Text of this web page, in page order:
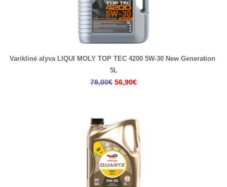
Variklinė alyva LIQUI MOLY TOP TEC 4200 5W-30 New Generation
5L
78,00€ 56,90€